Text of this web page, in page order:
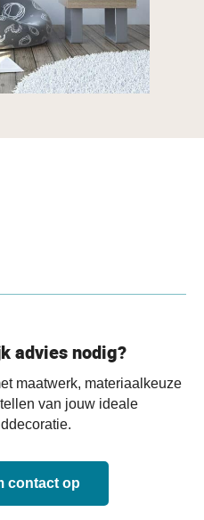
advies nodig?
maatwerk, materiaalkeuze
van jouw ideale
contact op